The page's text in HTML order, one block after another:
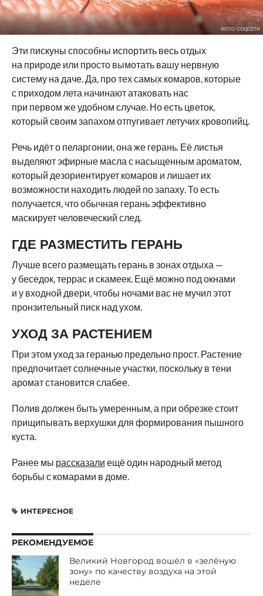
ФОТО: СОЦСЕТИ
Эти пискуны способны испортить весь отдых
на природе или просто вымотать вашу нервную
систему на даче. Да, про тех самых комаров, которые
с приходом лета начинают атаковать нас
при первом же удобном случае. Но есть цветок,
который своим запахом отпугивает летучих кровопийц.
Речь идёт о пеларгонии, она же герань. Её листья
выделяют эфирные масла с насыщенным ароматом,
который дезориентирует комаров и лишает их
возможности находить людей по запаху. То есть
получается, что обычная герань эффективно
маскирует человеческий след.
ГДЕ РАЗМЕСТИТЬ ГЕРАНЬ
Лучше всего размещать герань в зонах отдыха —
у беседок, террас и скамеек. Ещё можно под окнами
и у входной двери, чтобы ночами вас не мучил этот
пронзительный писк над ухом.
УХОД ЗА РАСТЕНИЕМ
При этом уход за геранью предельно прост. Растение
предпочитает солнечные участки, поскольку в тени
аромат становится слабее.
Полив должен быть умеренным, а при обрезке стоит
прищипывать верхушки для формирования пышного
куста.
Ранее мы рассказали ещё один народный метод
борьбы с комарами в доме.
ИНТЕРЕСНОЕ
РЕКОМЕНДУЕМОЕ
Великий Новгород вошёл в «зелёную
зону» по качеству воздуха на этой
неделе